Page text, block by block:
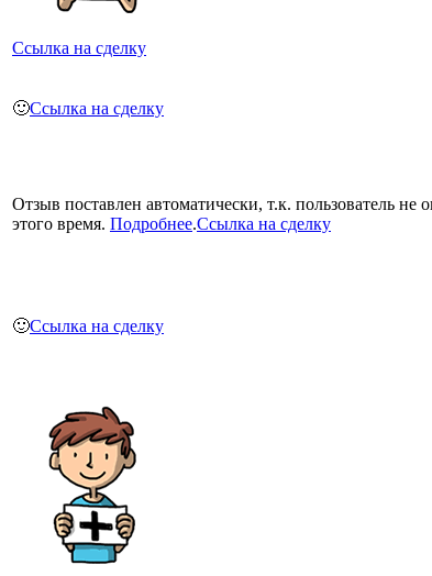
Ссылка на сделку
🙂Ссылка на сделку
Отзыв поставлен автоматически, т.к. пользователь не
этого время. Подробнее.Ссылка на сделку
🙂Ссылка на сделку